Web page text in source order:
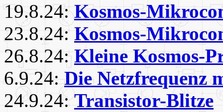
19.8.24: Kosmos-
23.8.24: Kosmos-
26.8.24: Kleine Kosmos-
6.9.24: Die Netzfrequenz
24.9.24: Transistor-Blitze